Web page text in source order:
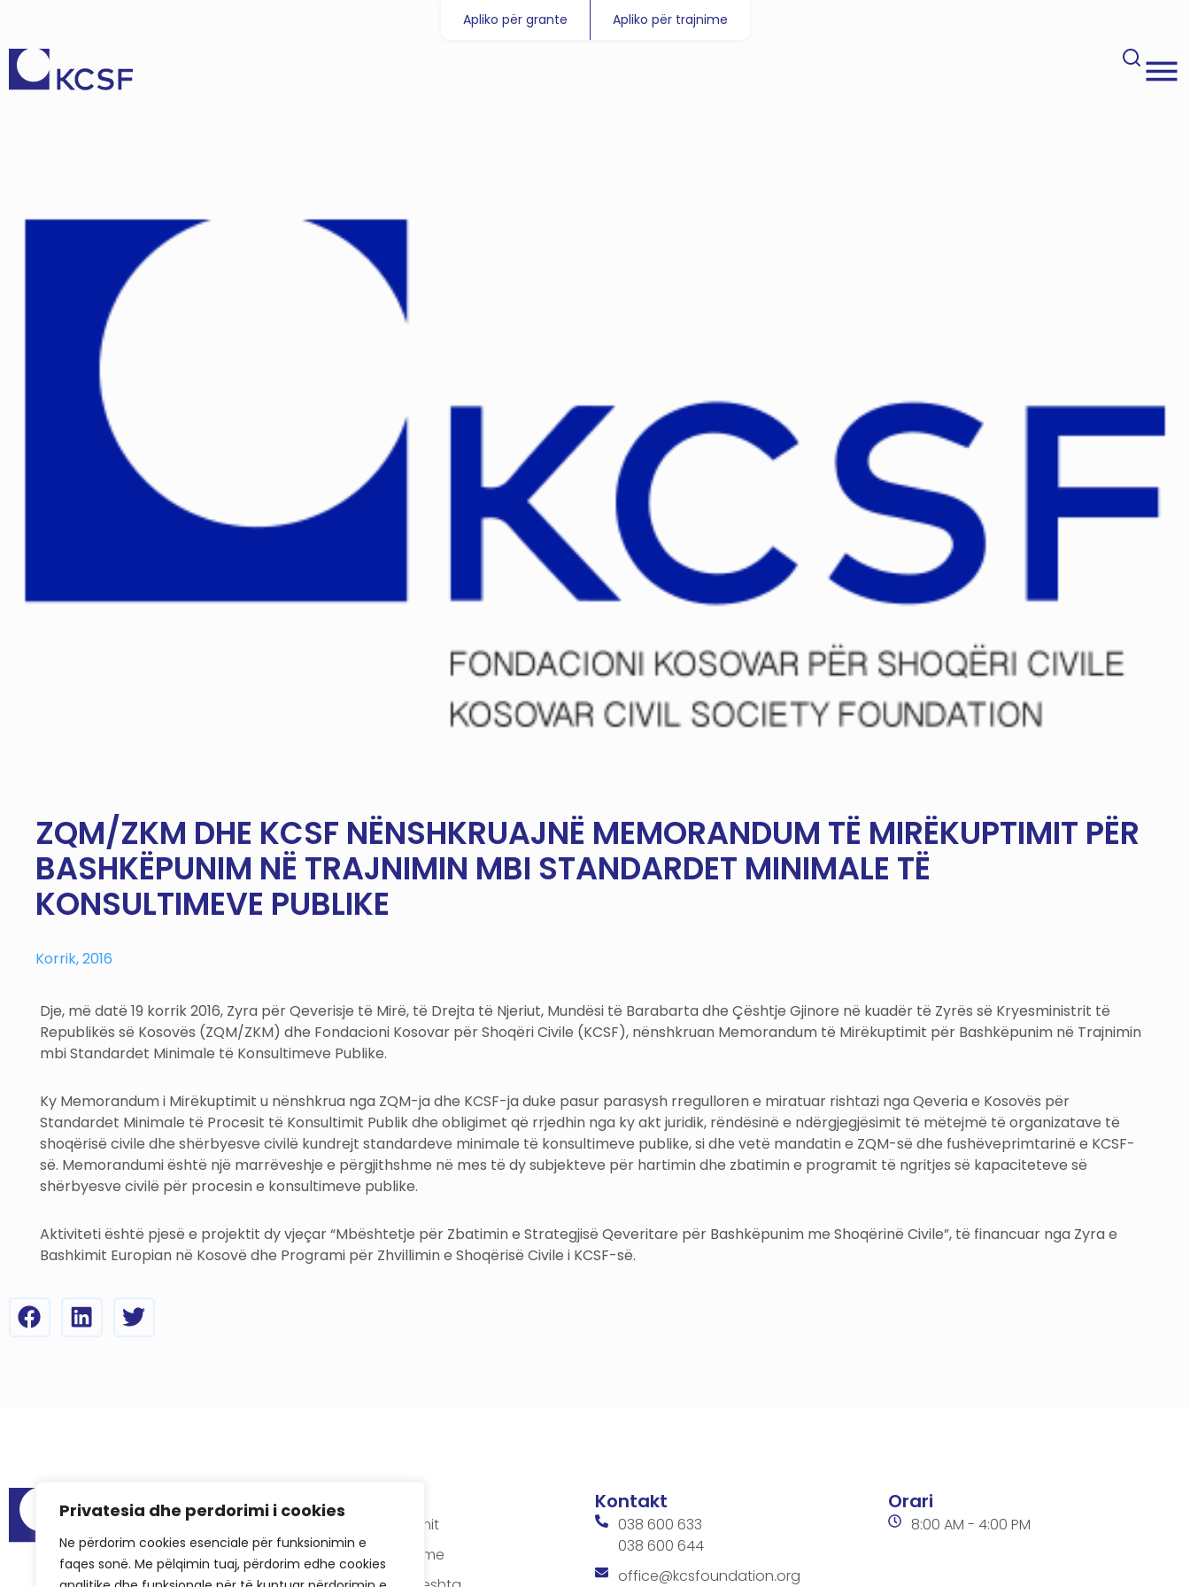
Privatesia dhe perdorimi i cookies
Ne përdorim cookies esenciale për funksionimin e
faqes sonë. Me pëlqimin tuaj, përdorim edhe cookies
Apliko për grante Apliko për trajnime
ZQM/ZKM DHE KCSF NËNSHKRUAJNË MEMORANDUM TË MIRËKUPTIMIT PËR
BASHKËPUNIM NË TRAJNIMIN MBI STANDARDET MINIMALE TË
KONSULTIMEVE PUBLIKE
Korrik, 2016
Dje, më datë 19 korrik 2016, Zyra për Qeverisje të Mirë, të Drejta të Njeriut, Mundësi të Barabarta dhe Çështje Gjinore në kuadër të Zyrës së Kryesministrit të
Republikës së Kosovës (ZQM/ZKM) dhe Fondacioni Kosovar për Shoqëri Civile (KCSF), nënshkruan Memorandum të Mirëkuptimit për Bashkëpunim në Trajnimin
mbi Standardet Minimale të Konsultimeve Publike.
Ky Memorandum i Mirëkuptimit u nënshkrua nga ZQM-ja dhe KCSF-ja duke pasur parasysh rregulloren e miratuar rishtazi nga Qeveria e Kosovës për
Standardet Minimale të Procesit të Konsultimit Publik dhe obligimet që rrjedhin nga ky akt juridik, rëndësinë e ndërgjegjësimit të mëtejmë të organizatave të
shoqërisë civile dhe shërbyesve civilë kundrejt standardeve minimale të konsultimeve publike, si dhe vetë mandatin e ZQM-së dhe fushëveprimtarinë e KCSF-
së. Memorandumi është një marrëveshje e përgjithshme në mes të dy subjekteve për hartimin dhe zbatimin e programit të ngritjes së kapaciteteve së
shërbyesve civilë për procesin e konsultimeve publike.
Aktiviteti është pjesë e projektit dy vjeçar “Mbështetje për Zbatimin e Strategjisë Qeveritare për Bashkëpunim me Shoqërinë Civile”, të financuar nga Zyra e
Bashkimit Europian në Kosovë dhe Programi për Zhvillimin e Shoqërisë Civile i KCSF-së.
Menu
Raportet e auditimit
Hapësirat për takime
Kontakt
038 600 633
038 600 644
office@kcsfoundation.org
Orari
8:00 AM - 4:00 PM